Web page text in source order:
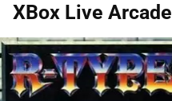
XBox Live Arcade